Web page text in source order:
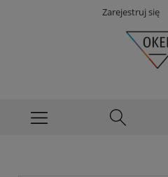
Zarejestruj się